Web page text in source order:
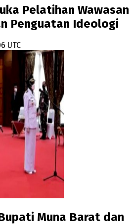
Pelatihan Wawasan
Penguatan Ideologi
UTC
Muna Barat dan